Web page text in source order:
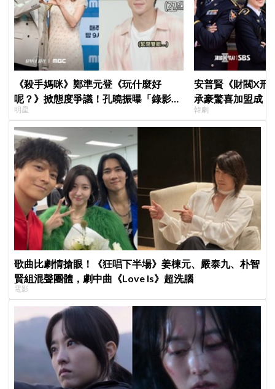
《殺手媽咪》鄭準元登《玩什麼好
呢？》掀態度爭議！孔曉振曝「錄影後
真的吐了」心疼喊：沒能救你
明星
安普賢《財閥X刑
承豪驚喜加盟成
曝：太有存在感
韓劇
歌曲比劇情搶眼！《狂唱下半場》姜棟元、嚴泰九、朴智
賢組混聲團體，劇中曲《Love Is》超洗腦
電影